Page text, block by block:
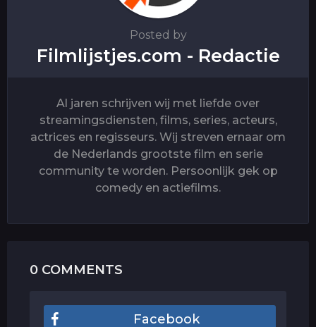
Posted by
Filmlijstjes.com - Redactie
Al jaren schrijven wij met liefde over
streamingsdiensten, films, series, acteurs,
actrices en regisseurs. Wij streven ernaar om
de Nederlands grootste film en serie
community te worden. Persoonlijk gek op
comedy en actiefilms.
0 COMMENTS
Facebook